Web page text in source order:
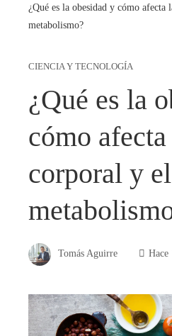
¿Qué es la obesidad y cómo afecta
metabolismo?
CIENCIA Y TECNOLOGÍA
¿Qué es la
cómo
corporal y el
Tomás Aguirre Hace